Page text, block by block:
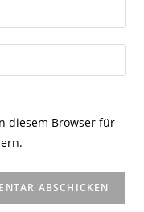
diesem Browser für